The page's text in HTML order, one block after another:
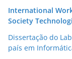
International
Society
Dissertação do
país em